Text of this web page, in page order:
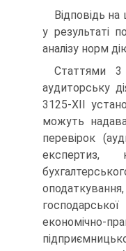
Відповідь
у результаті
аналізу норм
Статтями
аудиторську
3125-ХII
можуть
перевiрок
експертиз,
економiчно-